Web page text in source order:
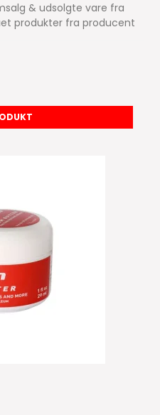
& udsolgte vare fra
produkter fra producent